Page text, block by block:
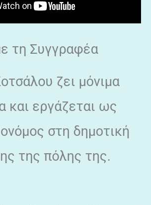
τη Συγγραφέα
ζει μόνιμα
και εργάζεται ως
στη δημοτική
της πόλης της.